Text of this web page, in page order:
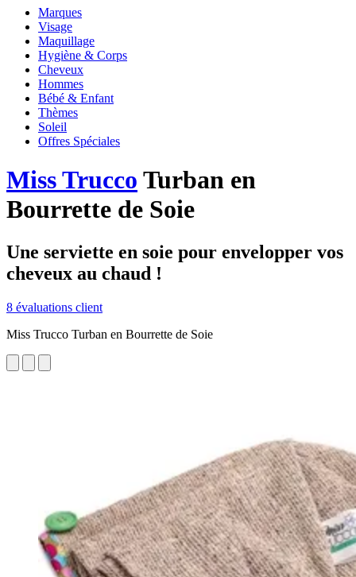
Marques
Visage
Maquillage
Hygiène & Corps
Cheveux
Hommes
Bébé & Enfant
Thèmes
Soleil
Offres Spéciales
Miss Trucco Turban en
Bourrette de Soie
Une serviette en soie pour envelopper vos
cheveux au chaud !
8 évaluations client
Miss Trucco Turban en Bourrette de Soie